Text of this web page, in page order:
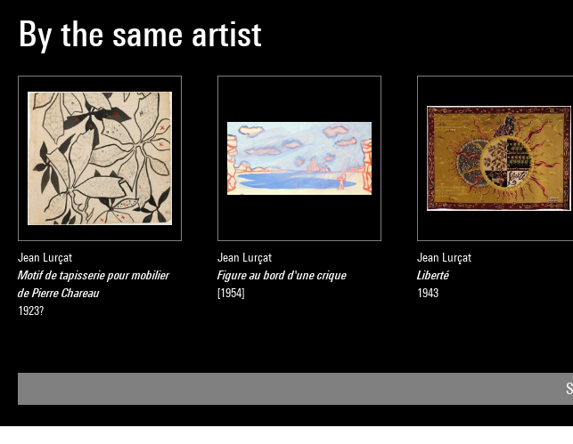
By the same artist
Jean Lurçat
Motif de tapisserie pour mobilier
de Pierre Chareau
1923?
Jean Lurçat
Figure au bord d'une crique
[1954]
Jean Lurçat
Liberté
1943